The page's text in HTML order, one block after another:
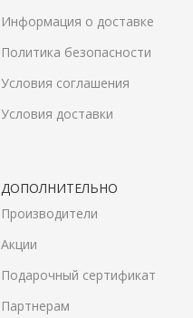
Информация о доставке
Политика безопасности
Условия соглашения
Условия доставки
ДОПОЛНИТЕЛЬНО
Производители
Акции
Подарочный сертификат
Партнерам